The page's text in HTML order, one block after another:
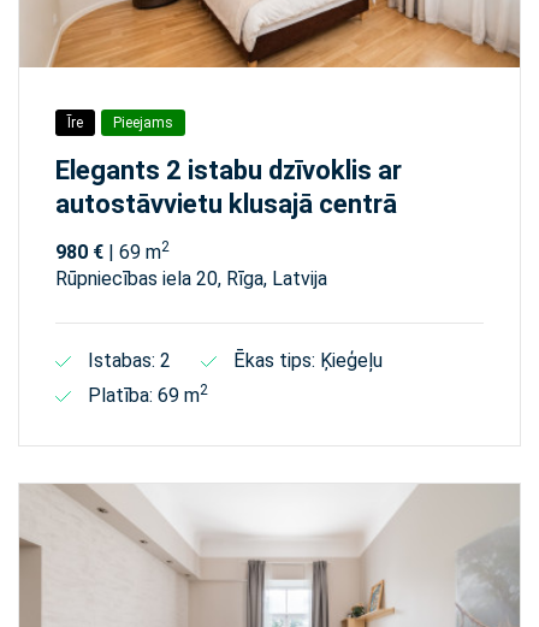
Īre Pieejams
Elegants 2 istabu dzīvoklis ar
autostāvvietu klusajā centrā
980 € | 69 m2
Rūpniecības iela 20, Rīga, Latvija
Istabas: 2
Ēkas tips: Ķieģeļu
Platība: 69 m2